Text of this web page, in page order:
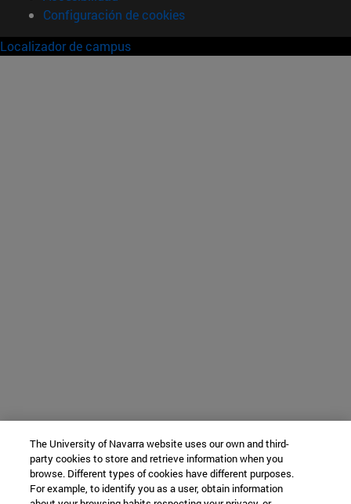
Configuración de cookies
Localizador de campus
The University of Navarra website uses our own and third-
party cookies to store and retrieve information when you
browse. Different types of cookies have different purposes.
For example, to identify you as a user, obtain information